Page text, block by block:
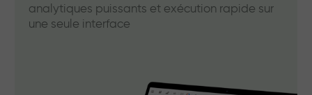
analytiques puissants et exécution rapide sur
une seule interface